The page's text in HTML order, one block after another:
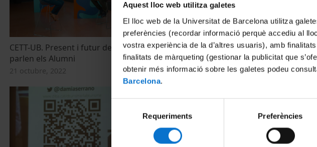
Aquest lloc web utilitza galetes
El lloc web de la Universitat de Barcelona utilitza
preferències (recordar informació perquè accediu al
vostra experiència de la d’altres usuaris), amb
finalitats de màrqueting (gestionar la publicitat que
obtenir més informació sobre les galetes podeu
Barcelona.
consentiment
Requeriments Preferències
CETT-UB. Present i futur del sector:
parlen els Alumni
21 octubre, 2022
Clausura Jornada Innovación
Turística CETT
4 setembre, 2014